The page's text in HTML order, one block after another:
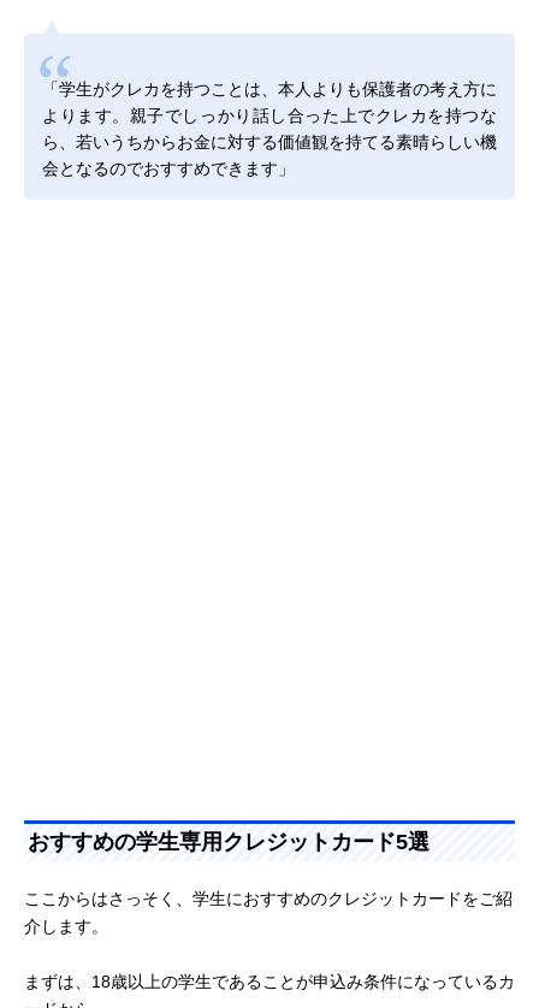
「学生がクレカを持つことは、本人よりも保護者の考え方に
よります。親子でしっかり話し合った上でクレカを持つな
ら、若いうちからお金に対する価値観を持てる素晴らしい機
会となるのでおすすめできます」
おすすめの学生専用クレジットカード5選
ここからはさっそく、学生におすすめのクレジットカードをご紹
介します。
まずは、18歳以上の学生であることが申込み条件になっているカ